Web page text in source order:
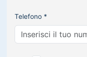
Telefono *